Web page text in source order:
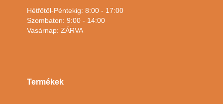
Hétfőtől-Péntekig: 8:00 - 17:00
Szombaton: 9:00 - 14:00
Vasárnap: ZÁRVA
Termékek